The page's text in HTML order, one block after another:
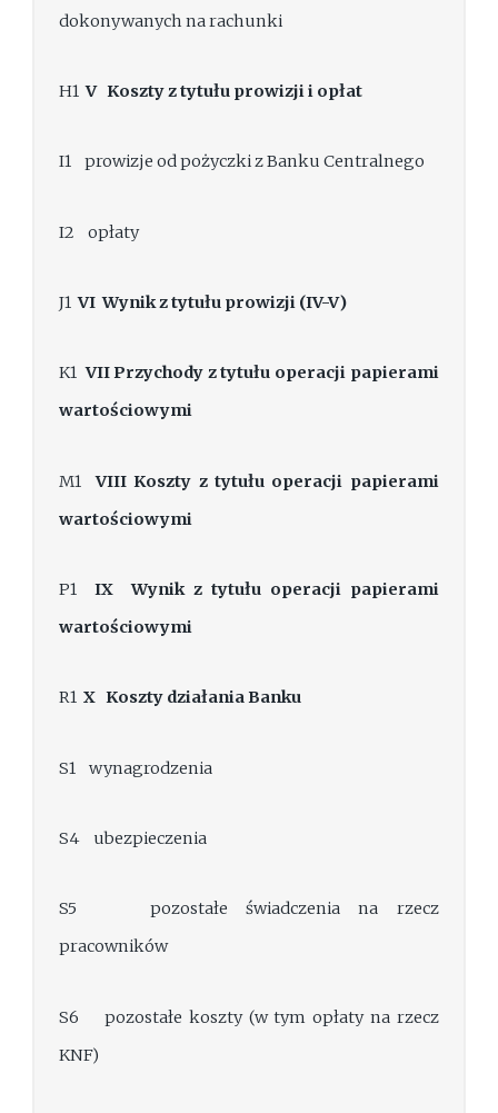
dokonywanych na rachunki
H1V Koszty z tytułu prowizji i opłat
I1 prowizje od pożyczki z Banku Centralnego
I2 opłaty
J1VI Wynik z tytułu prowizji (IV-V)
K1VII Przychody z tytułu operacji papierami
wartościowymi
M1VIII Koszty z tytułu operacji papierami
wartościowymi
P1IX
Wynik z tytułu operacji papierami
wartościowymi
R1X Koszty działania Banku
S1 wynagrodzenia
S4 ubezpieczenia
S5 pozostałe świadczenia na rzecz
pracowników
S6 pozostałe koszty (w tym opłaty na rzecz
KNF)